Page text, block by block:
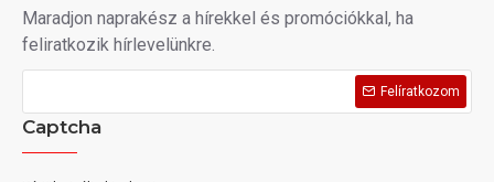
Maradjon naprakész a hírekkel és promóciókkal, ha
feliratkozik hírlevelünkre.
Felíratkozom
Captcha